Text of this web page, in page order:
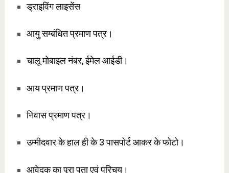
ड्राइविंग लाइसेंस
आयु सम्बंधित प्रमाण पत्र।
चालू मोबाइल नंबर, ईमेल आईडी।
आय प्रमाण पत्र।
निवास प्रमाण पत्र।
उम्मीदवार के हाल ही के 3 पासपोर्ट आकर के फोटो।
आवेदक का पूरा पता एवं परिचय।